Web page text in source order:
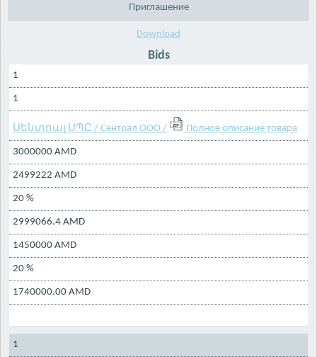
Приглашение
Download
Bids
1
1
Սենտրալ ՍՊԸ / Сентрал ООО / Полное описание товара
3000000 AMD
2499222 AMD
20 %
2999066.4 AMD
1450000 AMD
20 %
1740000.00 AMD
1